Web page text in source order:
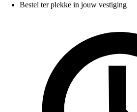
Bestel ter plekke in jouw vestiging